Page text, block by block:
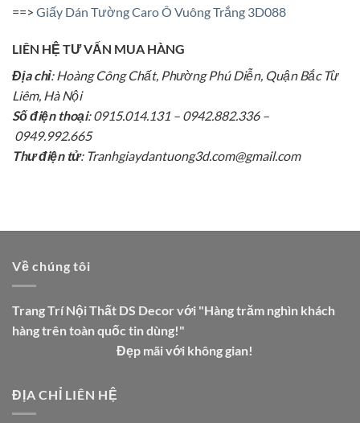
==> Giấy Dán Tường Caro Ô Vuông Trắng 3D088
LIÊN HỆ TƯ VẤN MUA HÀNG
Địa chỉ: Hoàng Công Chất, Phường Phú Diễn, Quận Bắc Từ
Liêm, Hà Nội
Số điện thoại: 0915.014.131 – 0942.882.336 –
0949.992.665
Thư điện tử: Tranhgiaydantuong3d.com@gmail.com
Về chúng tôi
Trang Trí Nội Thất DS Decor với "Hàng trăm nghìn khách
hàng trên toàn quốc tin dùng!"
Đẹp mãi với không gian!
ĐỊA CHỈ LIÊN HỆ